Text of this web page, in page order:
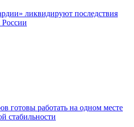
ликвидируют последствия
России
готовы работать на одном месте
стабильности